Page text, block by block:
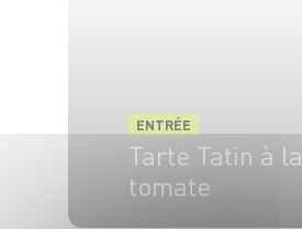
ENTRÉE
Tarte Tatin à la
tomate